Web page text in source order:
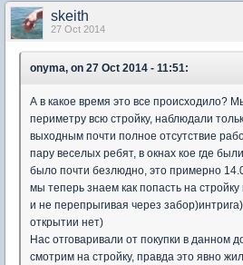
skeith
27 Oct 2014
onyma, on 27 Oct 2014 - 11:51:
А в какое время это все происходило?
периметру всю стройку, наблюдали
выходным почти полное отсутствие
пару веселых ребят, в окнах кое где
было почти безлюдно, это примерно
мы теперь знаем как попасть на
и не перепрыгивая через
открытии нет)
Нас отговаривали от покупки в данном
смотрим на стройку, правда это явно